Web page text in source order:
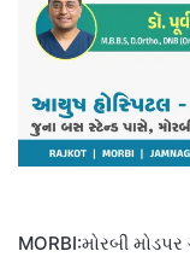
MORBI:મોરબી